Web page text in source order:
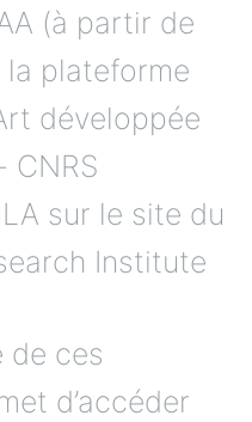
(à partir de
la plateforme
développée
CNRS
sur le site du
Institute
de ces
d’accéder